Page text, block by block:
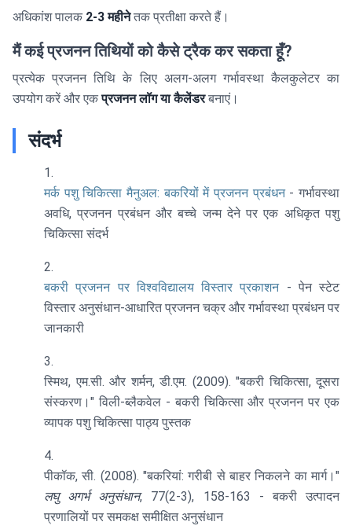
अधिकांश पालक 2-3 महीनेतक प्रतीक्षा करते हैं।
मैं कई प्रजनन तिथियों को कैसे ट्रैक कर सकता हूँ?
प्रत्येक प्रजनन तिथि के लिए अलग-अलग गर्भावस्था कैलकुलेटर का
उपयोग करें और एकप्रजनन लॉग या कैलेंडरबनाएं।
संदर्भ
मर्क पशु चिकित्सा मैनुअल: बकरियों में प्रजनन प्रबंधन- गर्भावस्था
अवधि, प्रजनन प्रबंधन और बच्चे जन्म देने पर एक अधिकृत पशु
चिकित्सा संदर्भ
बकरी प्रजनन पर विश्वविद्यालय विस्तार प्रकाशन- पेन स्टेट
विस्तार अनुसंधान-आधारित प्रजनन चक्र और गर्भावस्था प्रबंधन पर
जानकारी
स्मिथ, एम.सी. और शर्मन, डी.एम. (2009). "बकरी चिकित्सा, दूसरा
संस्करण।" विली-ब्लैकवेल - बकरी चिकित्सा और प्रजनन पर एक
व्यापक पशु चिकित्सा पाठ्य पुस्तक
पीकॉक, सी. (2008). "बकरियां: गरीबी से बाहर निकलने का मार्ग।"
लघु अगर्भ अनुसंधान, 77(2-3), 158-163 - बकरी उत्पादन
प्रणालियों पर समकक्ष समीक्षित अनुसंधान